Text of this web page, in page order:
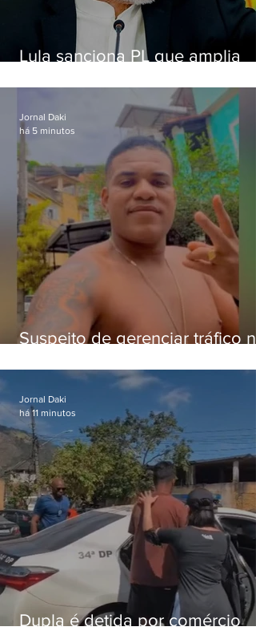
Lula sanciona PL que amplia
crianças
Suspeito de gerenciar tráfico na
foragido
Jornal Daki
há 5 minutos
Dupla é detida por comércio
Jornal Daki
há 11 minutos